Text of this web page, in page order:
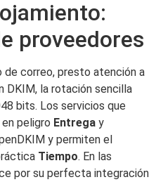
proveedores
de correo, presto atención a
DKIM, la rotación sencilla
bits. Los servicios que
peligro Entrega y
y permiten el
Tiempo. En las
por su perfecta integración